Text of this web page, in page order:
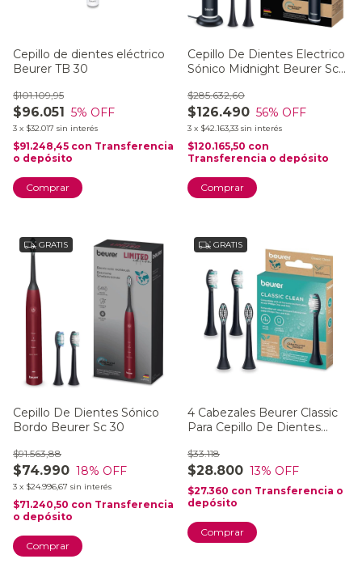
Cepillo de dientes eléctrico
Beurer TB 30
$96.051
$101.109,95
5% OFF
3 x $32.017 sin interés
$91.248,45 con Transferencia
o depósito
Cepillo De Dientes Electrico
Sónico Midnight Beurer Sc
$126.490
$285.632,60
56% OFF
3 x $42.163,33 sin interés
$120.165,50 con
Transferencia o depósito
GRATIS
Cepillo De Dientes Sónico
Bordo Beurer Sc 30
$74.990
$91.563,88
18% OFF
3 x $24.996,67 sin interés
$71.240,50 con Transferencia
o depósito
GRATIS
4 Cabezales Beurer Classic
Para Cepillo De Dientes
$28.800
$33.118
13% OFF
$27.360 con Transferencia o
depósito